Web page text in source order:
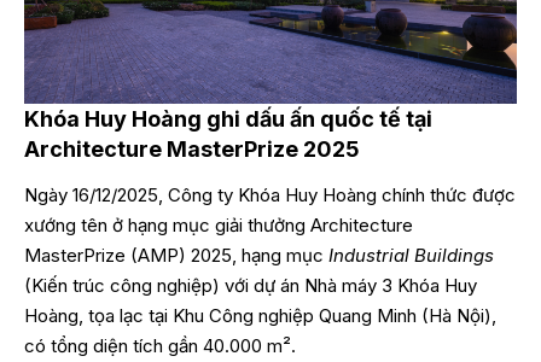
Khóa Huy Hoàng ghi dấu ấn quốc tế tại
Architecture MasterPrize 2025
Ngày 16/12/2025, Công ty Khóa Huy Hoàng chính thức được
xướng tên ở hạng mục giải thưởng Architecture
MasterPrize (AMP) 2025, hạng mục Industrial Buildings
(Kiến trúc công nghiệp) với dự án Nhà máy 3 Khóa Huy
Hoàng, tọa lạc tại Khu Công nghiệp Quang Minh (Hà Nội),
có tổng diện tích gần 40.000 m².